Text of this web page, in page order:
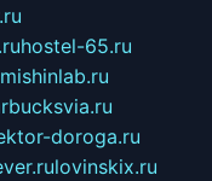
hostel-65.ru
mishinlab.ru
doroga.ru
lovinskix.ru